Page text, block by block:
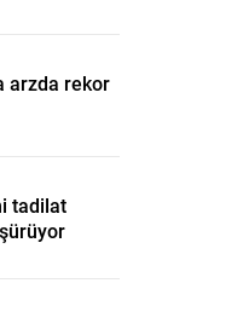
arzda rekor
tadilat